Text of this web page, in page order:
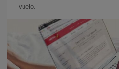
vuelo.